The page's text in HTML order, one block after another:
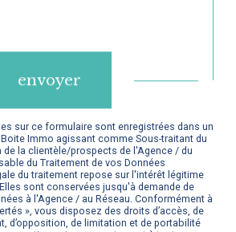
envoyer
sur ce formulaire sont enregistrées dans un
Immo agissant comme Sous-traitant du
la clientèle/prospects de l'Agence / du
du Traitement de vos Données
du traitement repose sur l'intérêt légitime
sont conservées jusqu'à demande de
à l'Agence / au Réseau. Conformément à
», vous disposez des droits d’accès, de
d’opposition, de limitation et de portabilité